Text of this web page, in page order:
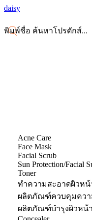
daisy
Acne Care
Face Mask
Facial Scrub
Sun Protection/Facial
Toner
ทำความสะอาดผิวหน้า
ผลิตภัณฑ์ควบคุมคว
ผลิตภัณฑ์บำรุงผิวหน้า